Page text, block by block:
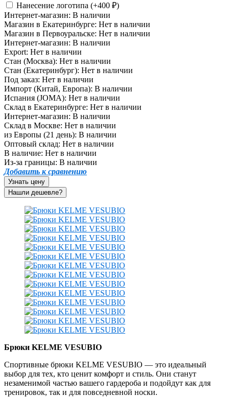
Нанесение логотипа (+400 ₽)
Интернет-магазин: В наличии
Магазин в Екатеринбурге: Нет в наличии
Магазин в Первоуральске: Нет в наличии
Интернет-магазин: В наличии
Export: Нет в наличии
Стан (Москва): Нет в наличии
Стан (Екатеринбург): Нет в наличии
Под заказ: Нет в наличии
Импорт (Китай, Европа): В наличии
Испания (JOMA): Нет в наличии
Склад в Екатеринбурге: Нет в наличии
Интернет-магазин: В наличии
Склад в Москве: Нет в наличии
из Европы (21 день): В наличии
Оптовый склад: Нет в наличии
В наличие: Нет в наличии
Из-за границы: В наличии
Добавить к сравнению
Узнать цену
Брюки KELME VESUBIO
Спортивные брюки KELME VESUBIO — это идеальный
выбор для тех, кто ценит комфорт и стиль. Они станут
незаменимой частью вашего гардероба и подойдут как для
тренировок, так и для повседневной носки.